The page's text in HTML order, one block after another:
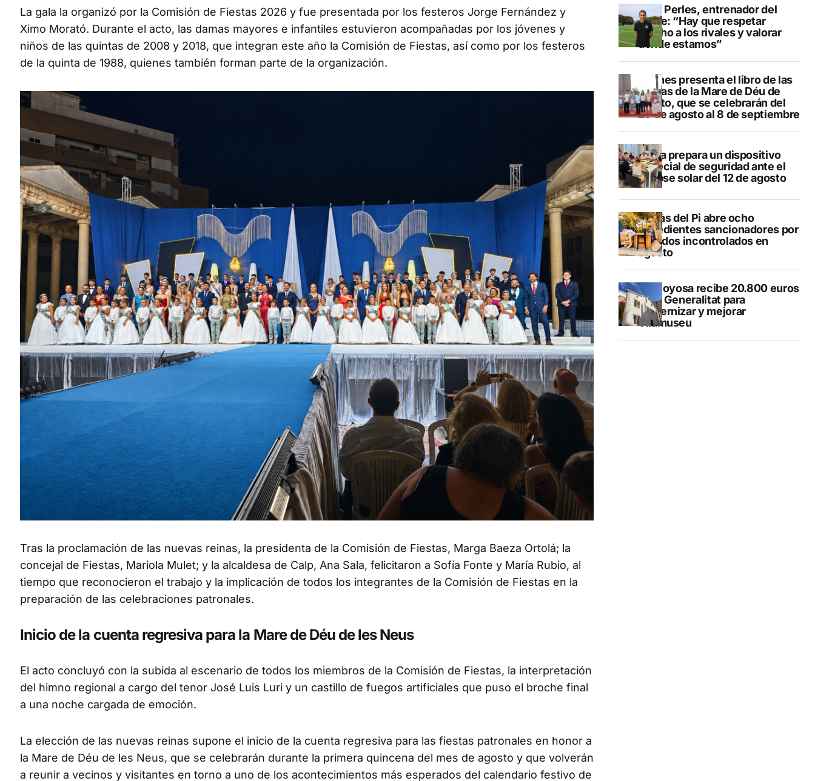
La gala la organizó por la Comisión de Fiestas 2026 y fue presentada por los festeros Jorge Fernández y
Ximo Morató. Durante el acto, las damas mayores e infantiles estuvieron acompañadas por los jóvenes y
niños de las quintas de 2008 y 2018, que integran este año la Comisión de Fiestas, así como por los festeros
de la quinta de 1988, quienes también forman parte de la organización.
Tras la proclamación de las nuevas reinas, la presidenta de la Comisión de Fiestas, Marga Baeza Ortolá; la
concejal de Fiestas, Mariola Mulet; y la alcaldesa de Calp, Ana Sala, felicitaron a Sofía Fonte y María Rubio, al
tiempo que reconocieron el trabajo y la implicación de todos los integrantes de la Comisión de Fiestas en la
preparación de las celebraciones patronales.
Inicio de la cuenta regresiva para la Mare de Déu de les Neus
El acto concluyó con la subida al escenario de todos los miembros de la Comisión de Fiestas, la interpretación
del himno regional a cargo del tenor José Luis Luri y un castillo de fuegos artificiales que puso el broche final
a una noche cargada de emoción.
La elección de las nuevas reinas supone el inicio de la cuenta regresiva para las fiestas patronales en honor a
la Mare de Déu de les Neus, que se celebrarán durante la primera quincena del mes de agosto y que volverán
a reunir a vecinos y visitantes en torno a uno de los acontecimientos más esperados del calendario festivo de
Pere Perles, entrenador del
Calpe: “Hay que respetar
mucho a los rivales y valorar
dónde estamos”
Duanes presenta el libro de las
fiestas de la Mare de Déu de
Loreto, que se celebrarán del
29 de agosto al 8 de septiembre
Xàbia prepara un dispositivo
especial de seguridad ante el
eclipse solar del 12 de agosto
L’Alfàs del Pi abre ocho
expedientes sancionadores por
vertidos incontrolados en
agosto
Villajoyosa recibe 20.800 euros
de la Generalitat para
modernizar y mejorar
Vilamuseu